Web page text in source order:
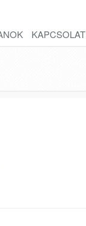
KAPCSOLAT